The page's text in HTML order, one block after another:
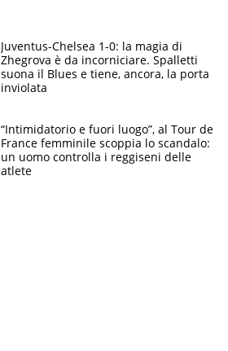
Juventus-Chelsea 1-0: la magia di
Zhegrova è da incorniciare. Spalletti
suona il Blues e tiene, ancora, la porta
inviolata
“Intimidatorio e fuori luogo”, al Tour de
France femminile scoppia lo scandalo:
un uomo controlla i reggiseni delle
atlete